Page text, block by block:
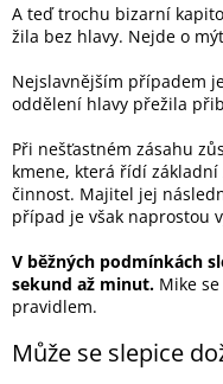
A teď trochu bizarní
žila bez hlavy. Nejde o
Nejslavnějším případem
oddělení hlavy přežila
Při nešťastném zásahu
kmene, která řídí
činnost. Majitel jej
případ je však naprostou
V běžných podmínkách
sekund až minut. Mike
pravidlem.
Může se slepice